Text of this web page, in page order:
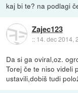
kaj bi te? na podlagi
Zajec123
:: 14. dec 2014,
Da si ga oviral,oz.
Torej če te niso videli
ustavili,dobiš tudi